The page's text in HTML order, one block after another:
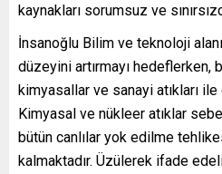
kaynakları sorumsuz ve
İnsanoğlu Bilim ve teknoloji
düzeyini artırmayı hedeflerken,
kimyasallar ve sanayi atıkları
Kimyasal ve nükleer atıklar
bütün canlılar yok edilme
kalmaktadır. Üzülerek ifade